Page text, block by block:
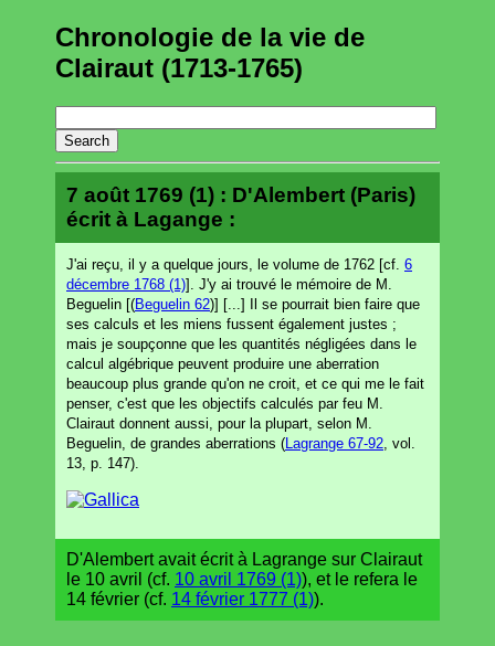
Chronologie de la vie de
Clairaut (1713-1765)
7 août 1769 (1) : D'Alembert (Paris)
écrit à Lagange :
J'ai reçu, il y a quelque jours, le volume de 1762 [cf. 6
décembre 1768 (1)]. J'y ai trouvé le mémoire de M.
Beguelin [(Beguelin 62)] [...] Il se pourrait bien faire que
ses calculs et les miens fussent également justes ;
mais je soupçonne que les quantités négligées dans le
calcul algébrique peuvent produire une aberration
beaucoup plus grande qu'on ne croit, et ce qui me le fait
penser, c'est que les objectifs calculés par feu M.
Clairaut donnent aussi, pour la plupart, selon M.
Beguelin, de grandes aberrations ( Lagrange 67-92 , vol.
13, p. 147).
D'Alembert avait écrit à Lagrange sur Clairaut
le 10 avril (cf. 10 avril 1769 (1)), et le refera le
14 février (cf. 14 février 1777 (1)).